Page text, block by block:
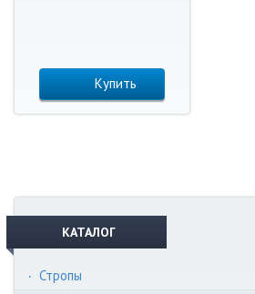
Купить
КАТАЛОГ
Стропы